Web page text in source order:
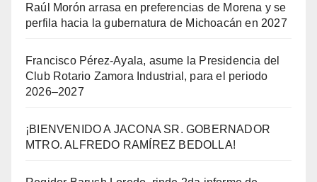
Raúl Morón arrasa en preferencias de Morena y se
perfila hacia la gubernatura de Michoacán en 2027
Francisco Pérez-Ayala, asume la Presidencia del
Club Rotario Zamora Industrial, para el periodo
2026–2027
¡BIENVENIDO A JACONA SR. GOBERNADOR
MTRO. ALFREDO RAMÍREZ BEDOLLA!